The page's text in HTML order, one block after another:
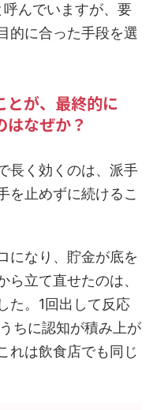
んでいますが、要
的に合った手段を選
とが、最終的に
なぜか？
長く効くのは、派手
を止めずに続けるこ
になり、貯金が底を
立て直せたのは、
た。1回出して反応
ちに認知が積み上が
れは飲食店でも同じ